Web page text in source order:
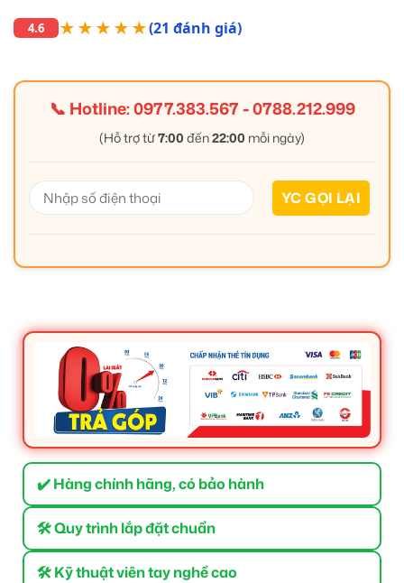
4.6 ★★★★★(21 đánh giá)
📞 Hotline:0977.383.567-0788.212.999
(Hỗ trợ từ7:00 đến22:00 mỗi ngày)
✔️ Hàng chính hãng, có bảo hành
🛠 Quy trình lắp đặt chuẩn
🛠 Kỹ thuật viên tay nghề cao